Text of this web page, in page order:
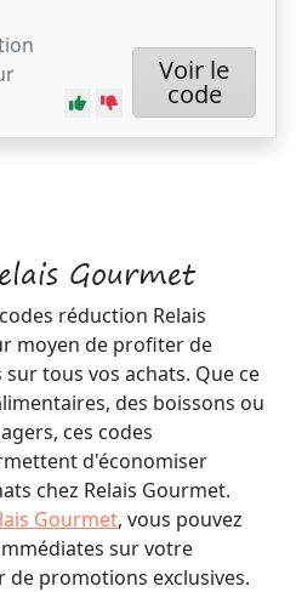
Gourmet
réduction Relais
moyen de profiter de
tous vos achats. Que ce
des boissons ou
ces codes
d'économiser
chez Relais Gourmet.
Gourmet, vous pouvez
sur votre
de promotions exclusives.
Voir le
code